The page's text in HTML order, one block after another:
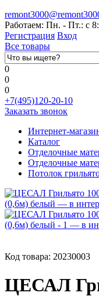
Работаем: Пн. - Пт.: с
Регистрация Вход
Все товары
0
0
0
+7(495)120-20-10
Заказать звонок
Интернет-
Каталог
Отделочные
Отделочные
Потолок
Код товара: 20230003
ЦЕСАЛ